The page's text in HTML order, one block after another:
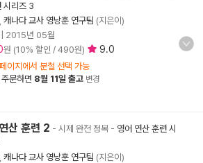
시리즈 3
캐나다 교사 영낭훈 연구팀 (지은이)
2015년 05월
원 (10% 할인 / 490원) 9.0
이지에서 분철 선택 가능
문하면 8월 11일 출고 변경
산 훈련 2 - 시제 완전 정복 - 영어 연산 훈련 시
캐나다 교사 영낭훈 연구팀 (지은이)